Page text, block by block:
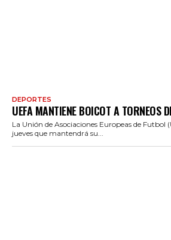
DEPORTES
UEFA MANTIENE BOICOT A TORNEOS
La Unión de Asociaciones Europeas de Futbol
jueves que mantendrá su...